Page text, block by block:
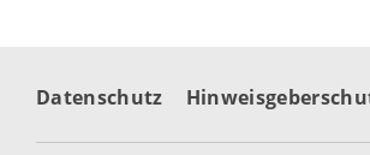
Datenschutz